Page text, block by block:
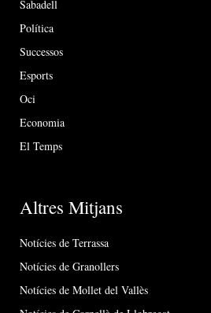
Sabadell
Política
Successos
Esports
Oci
Economia
El Temps
Altres Mitjans
Notícies de Terrassa
Notícies de Granollers
Notícies de Mollet del Vallès